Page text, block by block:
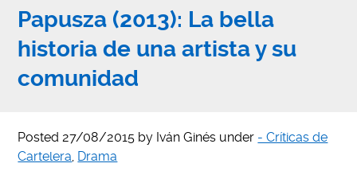
Papusza (2013): La bella
historia de una artista y su
comunidad
Posted27/08/2015 by Iván Ginés under - Críticas de
Cartelera, Drama